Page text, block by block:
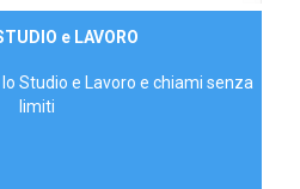
e LAVORO
Studio e Lavoro e chiami senza
limiti